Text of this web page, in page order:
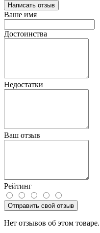
Написать отзыв
Ваше имя
Достоинства
Недостатки
Ваш отзыв
Рейтинг
Отправить свой отзыв
Нет отзывов об этом товаре.